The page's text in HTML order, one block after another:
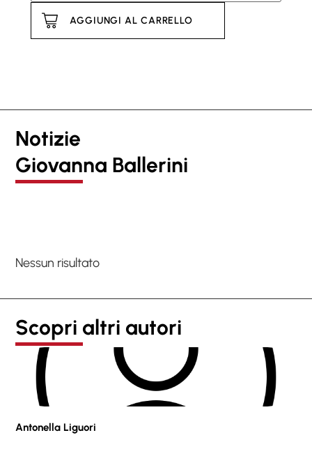
AGGIUNGI AL CARRELLO
Notizie
Giovanna Ballerini
Nessun risultato
Scopri altri autori
Antonella Liguori